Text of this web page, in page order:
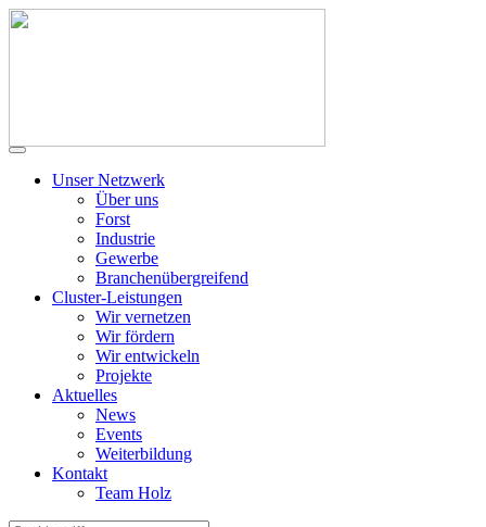
Unser Netzwerk
Über uns
Forst
Industrie
Gewerbe
Branchenübergreifend
Cluster-Leistungen
Wir vernetzen
Wir fördern
Wir entwickeln
Projekte
Aktuelles
News
Events
Weiterbildung
Kontakt
Team Holz